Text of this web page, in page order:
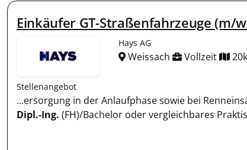
Einkäufer GT-Straßenfahrzeuge (m/
Hays AG
Weissach Vollzeit
Stellenangebot
...ersorgung in der Anlaufphase sowie bei
Dipl.-Ing. (FH)/Bachelor oder vergleichbares